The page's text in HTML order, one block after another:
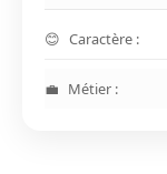
Caractère :
Métier :